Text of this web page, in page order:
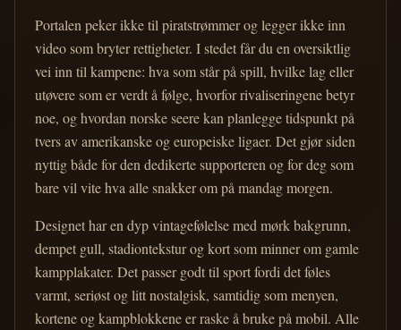
Portalen peker ikke til piratstrømmer og legger ikke inn
video som bryter rettigheter. I stedet får du en oversiktlig
vei inn til kampene: hva som står på spill, hvilke lag eller
utøvere som er verdt å følge, hvorfor rivaliseringene betyr
noe, og hvordan norske seere kan planlegge tidspunkt på
tvers av amerikanske og europeiske ligaer. Det gjør siden
nyttig både for den dedikerte supporteren og for deg som
bare vil vite hva alle snakker om på mandag morgen.
Designet har en dyp vintagefølelse med mørk bakgrunn,
dempet gull, stadiontekstur og kort som minner om gamle
kampplakater. Det passer godt til sport fordi det føles
varmt, seriøst og litt nostalgisk, samtidig som menyen,
kortene og kampblokkene er raske å bruke på mobil. Alle